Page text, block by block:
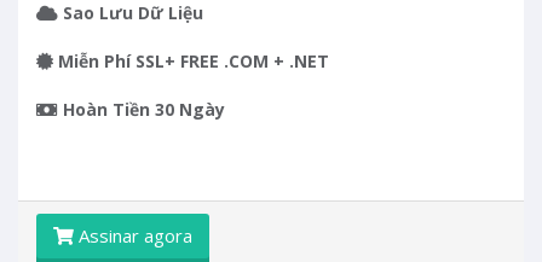
Sao Lưu Dữ Liệu
Miễn Phí SSL+ FREE .COM + .NET
Hoàn Tiền 30 Ngày
Assinar agora